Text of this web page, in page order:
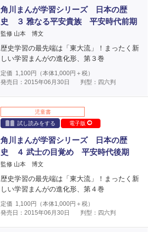
角川まんが学習シリーズ 日本の歴
史 ３ 雅なる平安貴族 平安時代前期
監修 山本 博文
歴史学習の最先端は「東大流」！まったく新
しい学習まんがの進化形、第３巻
定価 1,100円（本体1,000円＋税）
発売日：2015年06月30日
判型：四六判
児童書
試し読みをする
電子版
角川まんが学習シリーズ 日本の歴
史 ４ 武士の目覚め 平安時代後期
監修 山本 博文
歴史学習の最先端は「東大流」！まったく新
しい学習まんがの進化形、第４巻
定価 1,100円（本体1,000円＋税）
発売日：2015年06月30日
判型：四六判